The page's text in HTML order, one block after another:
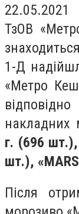
ТзОВ
1-Д
«Метро
накладних
г. (696 шт.),
шт.),
Після